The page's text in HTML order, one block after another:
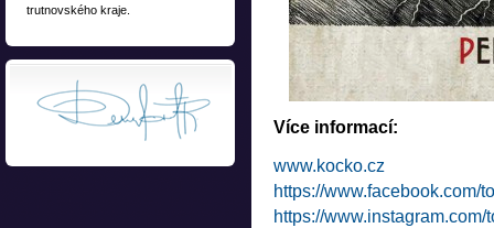
Více informací:
www.kocko.cz
https://www.facebook.com/
https://
trutnovského kraje.